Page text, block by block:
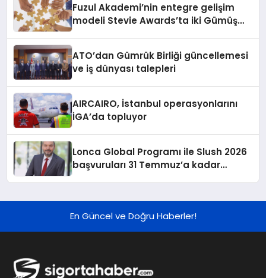
Fuzul Akademi’nin entegre gelişim
modeli Stevie Awards’ta iki Gümüş
ATO’dan Gümrük Birliği güncellemesi
ve iş dünyası talepleri
AIRCAIRO, İstanbul operasyonlarını
İGA’da topluyor
Lonca Global Programı ile Slush 2026
başvuruları 31 Temmuz’a kadar
En Güncel ve Doğru Haberler!